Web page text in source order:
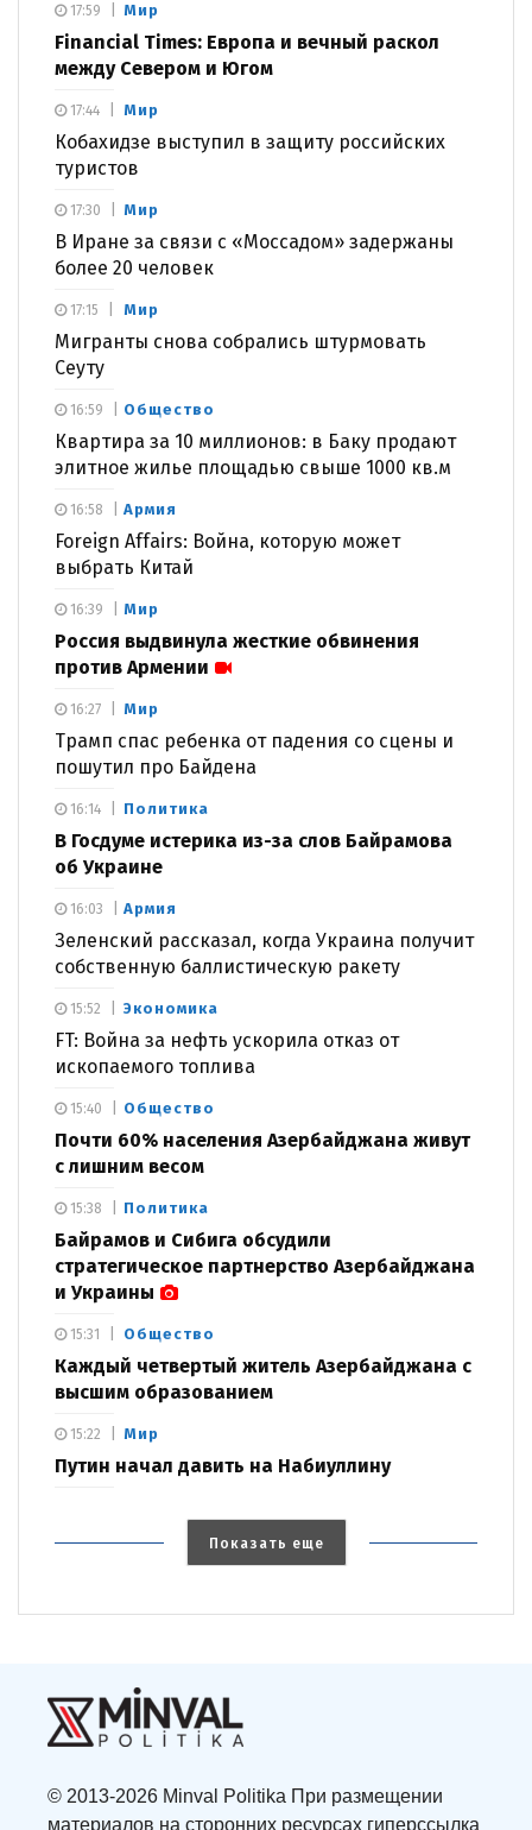
Мир
Financial Times: Европа и вечный раскол
между Севером и Югом
17:59
Мир
Кобахидзе выступил в защиту российских
туристов
17:44
Мир
В Иране за связи с «Моссадом» задержаны
более 20 человек
17:30
Мир
Мигранты снова собрались штурмовать
Сеуту
17:15
Общество
Квартира за 10 миллионов: в Баку продают
элитное жилье площадью свыше 1000 кв.м
16:59
Армия
Foreign Affairs: Война, которую может
выбрать Китай
16:58
Мир
Россия выдвинула жесткие обвинения
против Армении
16:39
Мир
Трамп спас ребенка от падения со сцены и
пошутил про Байдена
16:27
Политика
В Госдуме истерика из-за слов Байрамова
об Украине
16:14
Армия
Зеленский рассказал, когда Украина получит
собственную баллистическую ракету
16:03
Экономика
FT: Война за нефть ускорила отказ от
ископаемого топлива
15:52
Общество
Почти 60% населения Азербайджана живут
с лишним весом
15:40
Политика
Байрамов и Сибига обсудили
стратегическое партнерство Азербайджана
и Украины
15:38
Общество
Каждый четвертый житель Азербайджана с
высшим образованием
15:31
Мир
Путин начал давить на Набиуллину
15:22
Показать еще
© 2013-2026 Minval Politika При размещении
материалов на сторонних ресурсах гиперссылка